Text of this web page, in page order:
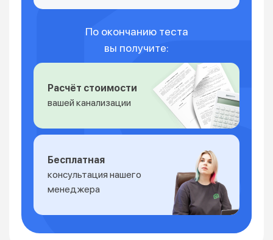
По окончанию теста
вы получите:
Расчёт стоимости
вашей канализации
Бесплатная
консультация нашего
менеджера